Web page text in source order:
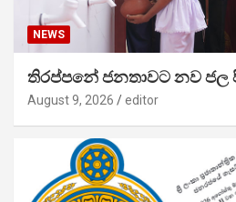
NEWS
තිරප්පනේ ජනතාවට නව ජල
August 9, 2026 editor